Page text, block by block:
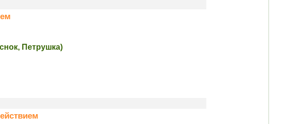
Петрушка)